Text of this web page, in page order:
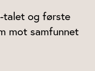
talet og første
mot samfunnet